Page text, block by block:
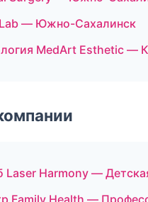
— Южно-Сахалинск
MedArt Esthetic —
Harmony —
Family Health —